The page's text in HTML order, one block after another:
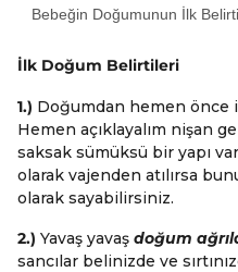
Bebeğin Doğumunun İlk
İlk Doğum Belirtileri
1.) Doğumdan hemen önce
Hemen açıklayalım nişan
saksak sümüksü bir yapı
olarak vajenden atılırsa
olarak sayabilirsiniz.
2.) Yavaş yavaş doğum
sancılar belinizde ve